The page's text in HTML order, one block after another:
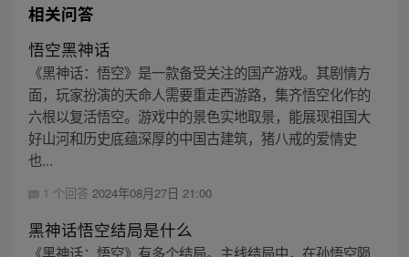
相关问答
悟空黑神话
《黑神话：悟空》是一款备受关注的国产游戏。其剧情方
面，玩家扮演的天命人需要重走西游路，集齐悟空化作的
六根以复活悟空。游戏中的景色实地取景，能展现祖国大
好山河和历史底蕴深厚的中国古建筑，猪八戒的爱情史
也...
1 个回答 2024年08月27日 21:00
黑神话悟空结局是什么
《黑神话：悟空》有多个结局。主线结局中，在孙悟空陨